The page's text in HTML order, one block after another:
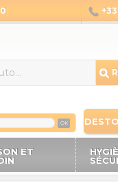
OK
ET